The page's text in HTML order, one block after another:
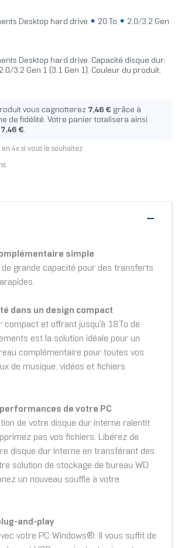
Desktop hard drive 20 To
2.0/3.2 Gen
Desktop hard drive. Capacité disque dur:
3.2 Gen 1 (3.1 Gen 1). Couleur du produit:
vous cagnotterez 7,46 € grâce à
de fidélité. Votre panier totalisera ainsi
7,46 €.
en 4x si vous le souhaitez
simple
grande capacité pour des transferts
dans un design compact
compact et offrant jusqu'à 18To de
est la solution idéale pour un
complémentaire pour toutes vos
de musique, vidéos et fichiers
de votre PC
de votre disque dur interne ralentit
pas vos fichiers. Libérez de
disque dur interne en transférant des
solution de stockage de bureau WD
un nouveau souffle à votre
and-play
votre PC Windows®. Il vous suffit de